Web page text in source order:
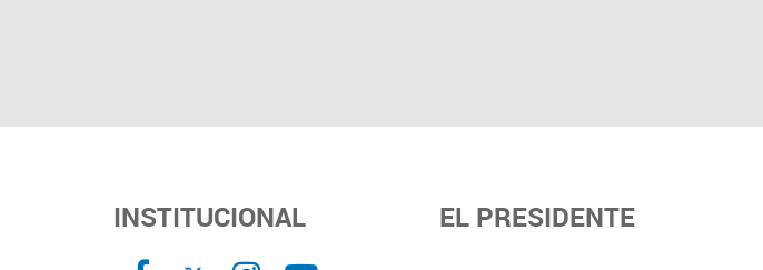
INSTITUCIONAL EL PRESIDENTE